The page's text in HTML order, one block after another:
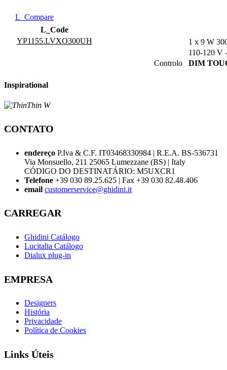
L_Compare
L_Code
YP1155.LVXO300UH
1 x 9 W
110-120 V
Controlo
DIM
Inspirational
CONTATO
endereço P.Iva & C.F. IT03468330984 | R.E.A. BS-536731
Via Monsuello, 211 25065 Lumezzane (BS) | Italy
CÓDIGO DO DESTINATÁRIO: M5UXCR1
Telefone +39 030 89.25.625 | Fax +39 030 82.48.406
email customerservice@ghidini.it
CARREGAR
Ghidini Catálogo
Lucitalia Catálogo
Dialux plug-in
EMPRESA
Designers
História
Privacidade
Política de Cookies
Links Úteis